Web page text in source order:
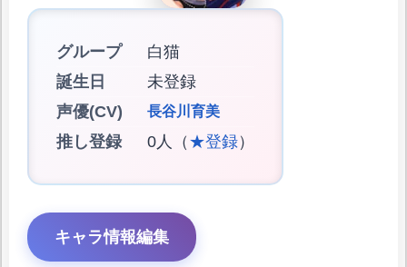
グループ
白猫
誕生日
未登録
声優(CV)
長谷川育美
推し登録 0人（ ★登録）
キャラ情報編集